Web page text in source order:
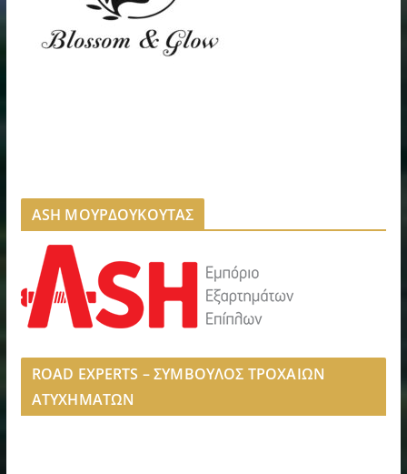
ASH ΜΟΥΡΔΟΥΚΟΥΤΑΣ
ROAD EXPERTS – ΣΥΜΒΟΥΛΟΣ ΤΡΟΧΑΙΩΝ
ΑΤΥΧΗΜΑΤΩΝ